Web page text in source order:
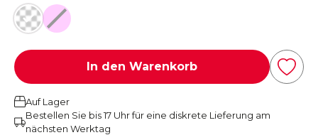
Transparent
Flesh Pink
In den Warenkorb
Auf Lager
Bestellen Sie bis 17 Uhr für eine diskrete Lieferung am
nächsten Werktag